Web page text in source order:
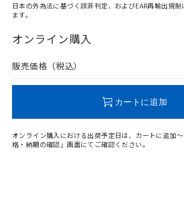
在庫等で未対応品が混在する可能性があ
問い合わせください。
日本の外為法に基づく該非判定、およびEAR再輸出規
ます。
オンライン購入
販売価格（税込）
カートに追加
オンライン購入における出荷予定日は、カートに追加
格・納期の確認」画面にてご確認ください。